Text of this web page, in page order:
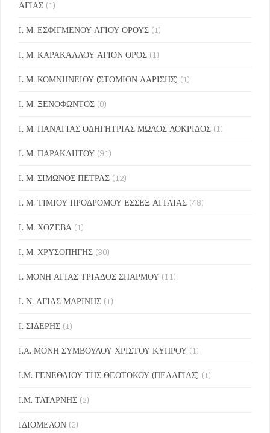
ΑΓΙΑΣ (1)
Ι. Μ. ΕΣΦΙΓΜΕΝΟΥ ΑΓΙΟΥ ΟΡΟΥΣ (1)
Ι. Μ. ΚΑΡΑΚΑΛΛΟΥ ΑΓΙΟΝ ΟΡΟΣ (1)
Ι. Μ. ΚΟΜΝΗΝΕΙΟΥ (ΣΤΟΜΙΟΝ ΛΑΡΙΣΗΣ) (1)
Ι. Μ. ΞΕΝΟΦΩΝΤΟΣ (0)
Ι. Μ. ΠΑΝΑΓΙΑΣ ΟΔΗΓΗΤΡΙΑΣ ΜΩΛΟΣ ΛΟΚΡΙΔΟΣ (1)
Ι. Μ. ΠΑΡΑΚΛΗΤΟΥ (91)
Ι. Μ. ΣΙΜΩΝΟΣ ΠΕΤΡΑΣ (12)
Ι. Μ. ΤΙΜΙΟΥ ΠΡΟΔΡΟΜΟΥ ΕΣΣΕΞ ΑΓΓΛΙΑΣ (48)
Ι. Μ. ΧΟΖΕΒΑ (1)
Ι. Μ. ΧΡΥΣΟΠΗΓΗΣ (30)
Ι. ΜΟΝΗ ΑΓΙΑΣ ΤΡΙΑΔΟΣ ΣΠΑΡΜΟΥ (11)
Ι. Ν. ΑΓΙΑΣ ΜΑΡΙΝΗΣ (1)
Ι. ΣΙΔΕΡΗΣ (1)
Ι.Α. ΜΟΝΗ ΣΥΜΒΟΥΛΟΥ ΧΡΙΣΤΟΥ ΚΥΠΡΟΥ (1)
Ι.Μ. ΓΕΝΕΘΛΙΟΥ ΤΗΣ ΘΕΟΤΟΚΟΥ (ΠΕΛΑΓΙΑΣ) (1)
Ι.Μ. ΤΑΤΑΡΝΗΣ (2)
ΙΔΙΟΜΕΛΟΝ (2)